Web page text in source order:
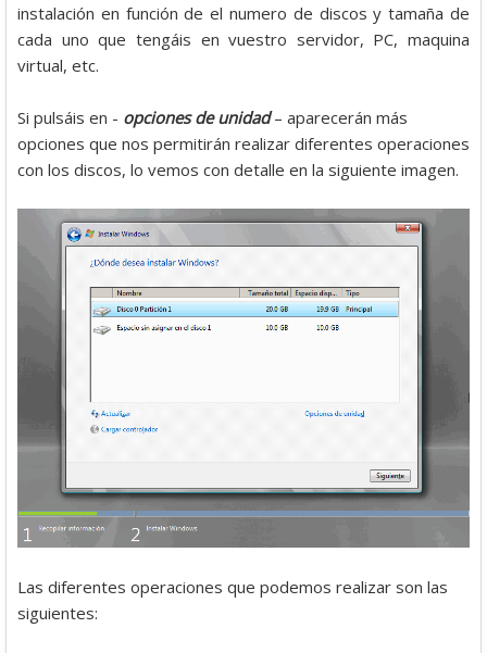
instalación en función de el numero de discos y tamaña de
cada uno que tengáis en vuestro servidor, PC, maquina
virtual, etc.
Si pulsáis en - opciones de unidad– aparecerán más
opciones que nos permitirán realizar diferentes operaciones
con los discos, lo vemos con detalle en la siguiente imagen.
Las diferentes operaciones que podemos realizar son las
siguientes: